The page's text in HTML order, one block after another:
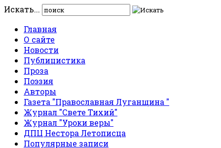
Искать...
Главная
О сайте
Новости
Публицистика
Проза
Поэзия
Авторы
Газета "Православная Луганщина "
Журнал "Свете Тихий"
Журнал "Уроки веры"
ДПЦ Нестора Летописца
Популярные записи